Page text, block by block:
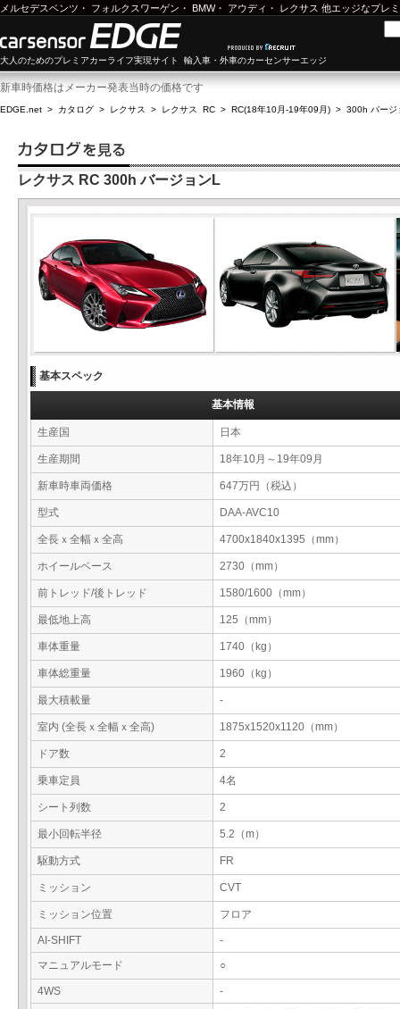
メルセデスベンツ ・ フォルクスワーゲン ・ BMW・ アウディ ・ レクサス 他エッジなプレ
大人のためのプレミアカーライフ実現サイト 輸入車・外車のカーセンサーエッジ
新車時価格はメーカー発表当時の価格です
EDGE.net > カタログ > レクサス > レクサス RC > RC(18年10月-19年09月) > 300h バージ
レクサス RC 300h バージョンL
基本スペック
基本情報
生産国 日本
生産期間 18年10月～19年09月
新車時車両価格 647万円（税込）
型式 DAA-AVC10
全長ｘ全幅ｘ全高 4700x1840x1395（mm）
ホイールベース 2730（mm）
前トレッド/後トレッド 1580/1600（mm）
最低地上高 125（mm）
車体重量 1740（kg）
車体総重量 1960（kg）
最大積載量 -
室内 (全長ｘ全幅ｘ全高) 1875x1520x1120（mm）
ドア数 2
乗車定員 4名
シート列数 2
最小回転半径 5.2（m）
駆動方式 FR
ミッション CVT
ミッション位置 フロア
AI-SHIFT
-
マニュアルモード
○
4WS -